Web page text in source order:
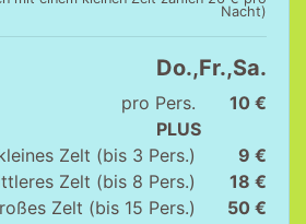
Nacht)
Do.,Fr.,Sa.
pro Pers.
10 €
PLUS
Zelt (bis 3 Pers.)
9 €
Zelt (bis 8 Pers.)
18 €
Zelt (bis 15 Pers.)
50 €